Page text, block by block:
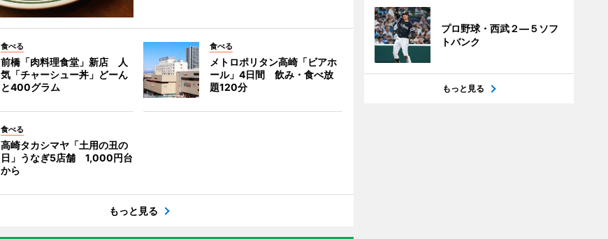
食べる
前橋「肉料理食堂」新店 人
気「チャーシュー丼」どーん
と400グラム
食べる
メトロポリタン高崎「ビアホ
ール」4日間 飲み・食べ放
題120分
食べる
高崎タカシマヤ「土用の丑の
日」うなぎ5店舗 1,000円台
から
もっと見る
プロ野球・西武２―５ソフ
トバンク
もっと見る